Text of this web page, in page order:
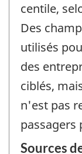
centile,
Des
utilisés
des
ciblés,
n'est pas
passagers
Sources